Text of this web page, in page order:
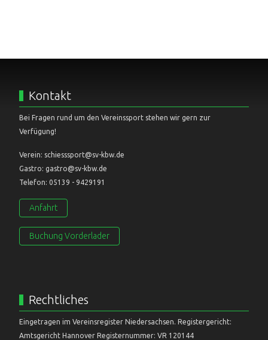
Kontakt
Bei Fragen rund um den Vereinssport stehen wir gern zur
Verfügung!
Verein: schiesssport@sv-kbw.de
Gastro: gastro@sv-kbw.de
Telefon: 05139 - 9429191
Anfahrt
Buchung Vorderlader
Rechtliches
Eingetragen im Vereinsregister Niedersachsen. Registergericht:
Amtsgericht Hannover Registernummer: VR 120144